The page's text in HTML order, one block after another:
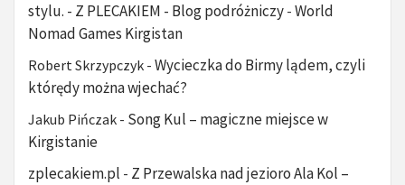
stylu. - Z PLECAKIEM - Blog podróżniczy - World
Nomad Games Kirgistan
Robert Skrzypczyk - Wycieczka do Birmy lądem, czyli
którędy można wjechać?
Jakub Pińczak - Song Kul – magiczne miejsce w
Kirgistanie
zplecakiem.pl - Z Przewalska nad jezioro Ala Kol –